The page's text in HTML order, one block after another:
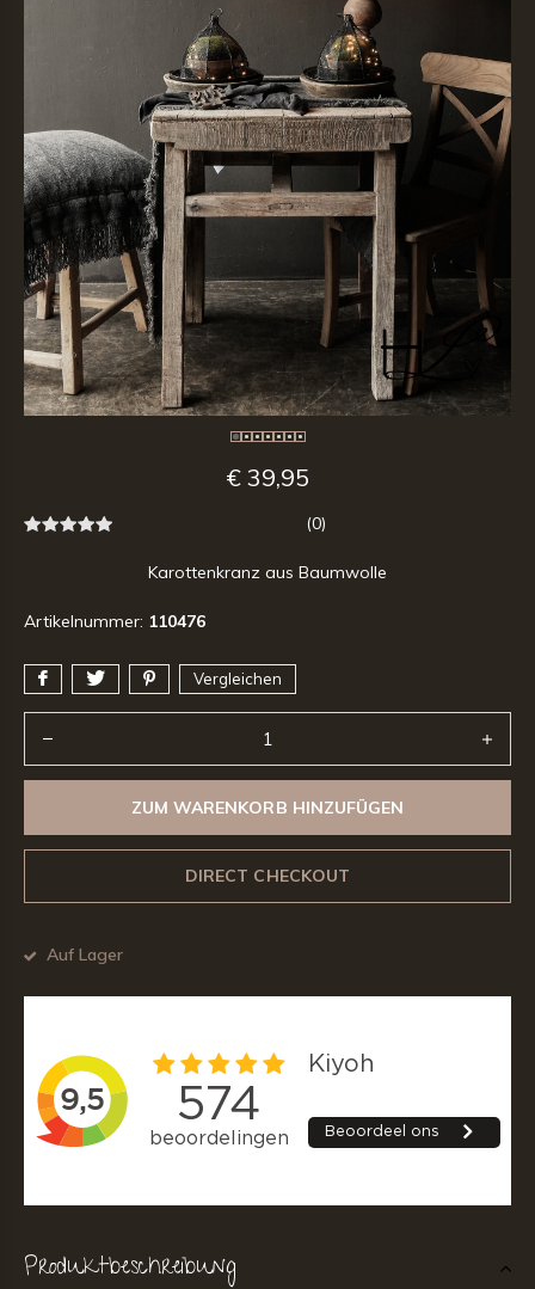
€ 39,95
(0)
Karottenkranz aus Baumwolle
Artikelnummer: 110476
Vergleichen
ZUM WARENKORB HINZUFÜGEN
DIRECT CHECKOUT
Auf Lager
Produktbeschreibung